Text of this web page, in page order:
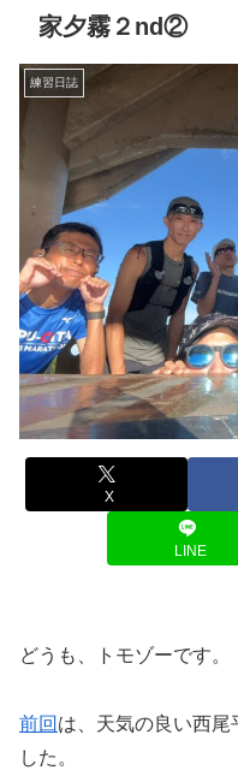
家夕霧２nd②
練習日誌
X
LINE
どうも、トモゾーです。
前回 は、天気の良い西尾
した。